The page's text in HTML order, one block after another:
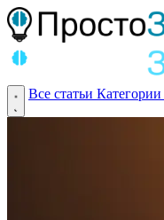
Все статьи Категории